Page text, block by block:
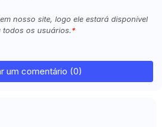
nosso site, logo ele estará disponível
todos os usuários.
um comentário (0)